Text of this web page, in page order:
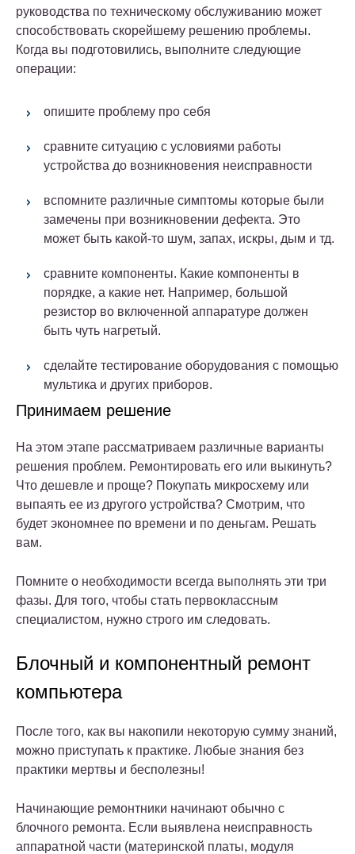
руководства по техническому обслуживанию может
способствовать скорейшему решению проблемы.
Когда вы подготовились, выполните следующие
операции:
опишите проблему про себя
сравните ситуацию с условиями работы
устройства до возникновения неисправности
вспомните различные симптомы которые были
замечены при возникновении дефекта. Это
может быть какой-то шум, запах, искры, дым и тд.
сравните компоненты. Какие компоненты в
порядке, а какие нет. Например, большой
резистор во включенной аппаратуре должен
быть чуть нагретый.
сделайте тестирование оборудования с помощью
мультика и других приборов.
Принимаем решение
На этом этапе рассматриваем различные варианты
решения проблем. Ремонтировать его или выкинуть?
Что дешевле и проще? Покупать микросхему или
выпаять ее из другого устройства? Смотрим, что
будет экономнее по времени и по деньгам. Решать
вам.
Помните о необходимости всегда выполнять эти три
фазы. Для того, чтобы стать первоклассным
специалистом, нужно строго им следовать.
Блочный и компонентный ремонт
компьютера
После того, как вы накопили некоторую сумму знаний,
можно приступать к практике. Любые знания без
практики мертвы и бесполезны!
Начинающие ремонтники начинают обычно с
блочного ремонта. Если выявлена неисправность
аппаратной части (материнской платы, модуля